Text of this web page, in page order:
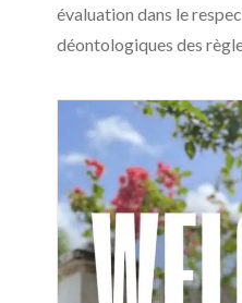
évaluation dans le
déontologiques des